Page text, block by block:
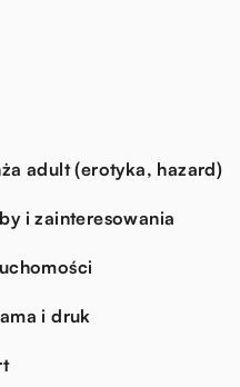
adult (erotyka, hazard)
i zainteresowania
i druk